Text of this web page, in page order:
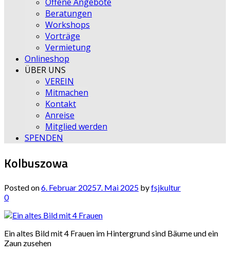
Beratungen
Workshops
Vorträge
Vermietung
Onlineshop
ÜBER UNS
VEREIN
Mitmachen
Kontakt
Anreise
Mitglied werden
SPENDEN
Kolbuszowa
Posted on6. Februar 20257. Mai 2025 byfsjkultur
0
Ein altes Bild mit 4 Frauen im Hintergrund sind Bäume und ein
Zaun zusehen